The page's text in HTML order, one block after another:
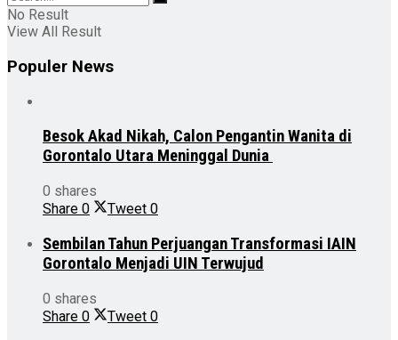
No Result
View All Result
Populer News
Besok Akad Nikah, Calon Pengantin Wanita di
Gorontalo Utara Meninggal Dunia
0 shares
Share 0 Tweet 0
Sembilan Tahun Perjuangan Transformasi IAIN
Gorontalo Menjadi UIN Terwujud
0 shares
Share 0 Tweet 0